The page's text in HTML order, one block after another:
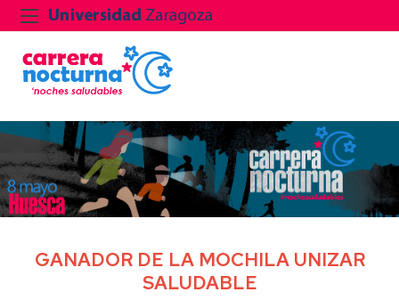
GANADOR DE LA MOCHILA UNIZAR
SALUDABLE